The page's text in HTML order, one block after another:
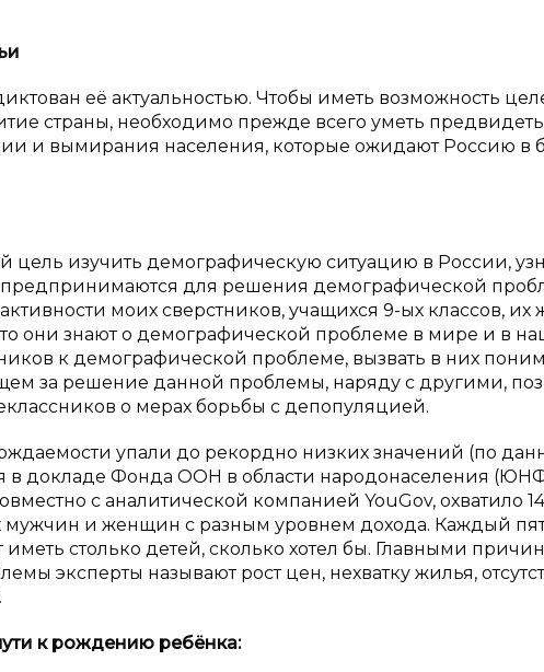
её актуальностью. Чтобы иметь возможность
страны, необходимо прежде всего уметь
и вымирания населения, которые ожидают Россию в
цель изучить демографическую ситуацию в России,
для решения демографической
моих сверстников, учащихся 9-ых классов,
они знают о демографической проблеме в мире и в
к демографической проблеме, вызвать в них
за решение данной проблемы, наряду с другими,
о мерах борьбы с депопуляцией.
упали до рекордно низких значений (по
в докладе Фонда ООН в области народонаселения
с аналитической компанией YouGov, охватило
мужчин и женщин с разным уровнем дохода. Каждый
иметь столько детей, сколько хотел бы. Главными
эксперты называют рост цен, нехватку жилья,
к рождению ребёнка: